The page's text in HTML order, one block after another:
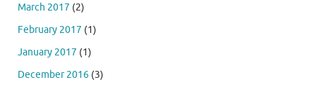
March 2017 (2)
February 2017 (1)
January 2017 (1)
December 2016 (3)